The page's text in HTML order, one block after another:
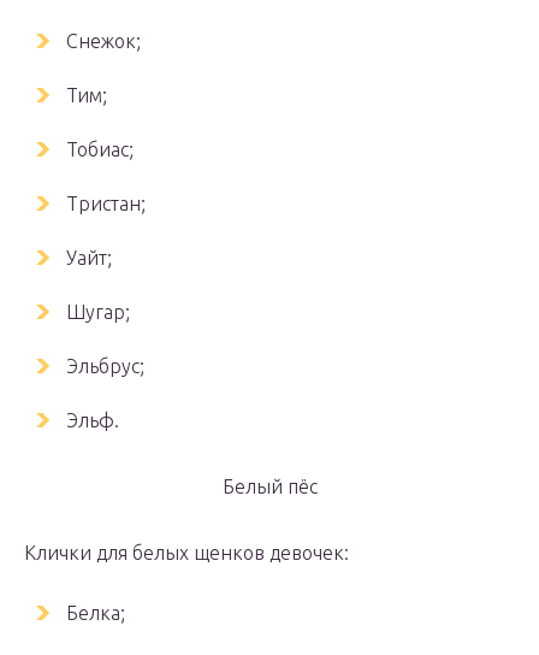
Снежок;
Тим;
Тобиас;
Тристан;
Уайт;
Шугар;
Эльбрус;
Эльф.
Белый пёс
Клички для белых щенков девочек:
Белка;